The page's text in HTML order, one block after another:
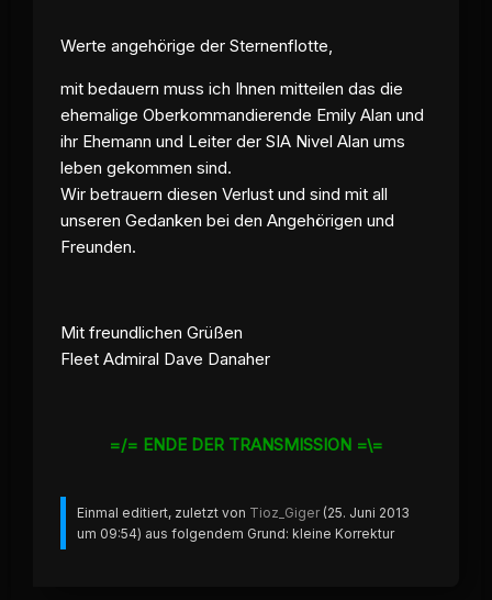
Werte angehörige der Sternenflotte,
mit bedauern muss ich Ihnen mitteilen das die
ehemalige Oberkommandierende Emily Alan und
ihr Ehemann und Leiter der SIA Nivel Alan ums
leben gekommen sind.
Wir betrauern diesen Verlust und sind mit all
unseren Gedanken bei den Angehörigen und
Freunden.
Mit freundlichen Grüßen
Fleet Admiral Dave Danaher
=/= ENDE DER TRANSMISSION =\=
Einmal editiert, zuletzt von Tioz_Giger(25. Juni 2013
um 09:54) aus folgendem Grund: kleine Korrektur